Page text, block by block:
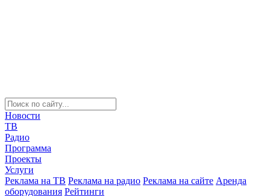
Новости
ТВ
Радио
Программа
Проекты
Услуги
Реклама на ТВ Реклама на радио Реклама на сайте Аренда
оборудования Рейтинги